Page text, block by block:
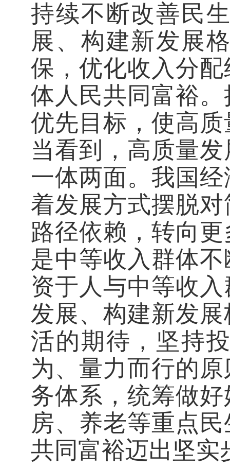
持续不断改善民
展、构建新发展
保，优化收入分
体人民共同富裕
优先目标，使高
当看到，高质量
一体两面。我国
着发展方式摆脱
路径依赖，转向
是中等收入群体
资于人与中等收
发展、构建新发
活的期待，坚持
为、量力而行的
务体系，统筹做
房、养老等重点
共同富裕迈出坚实